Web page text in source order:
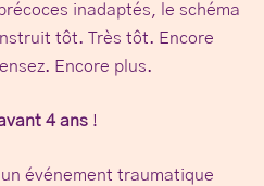
inadaptés, le schéma
tôt. Très tôt. Encore
Encore plus.
4 ans !
événement traumatique